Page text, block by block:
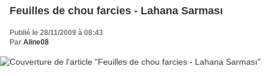
Feuilles de chou farcies - Lahana Sarması
Publié le 28/11/2009 à 08:43
Par Aline08